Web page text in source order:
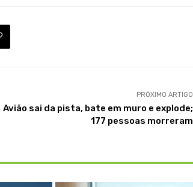
PRÓXIMO ARTIGO
Avião sai da pista, bate em muro e explode;
177 pessoas morreram